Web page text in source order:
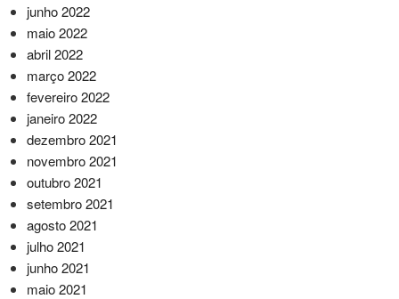
junho 2022
maio 2022
abril 2022
março 2022
fevereiro 2022
janeiro 2022
dezembro 2021
novembro 2021
outubro 2021
setembro 2021
agosto 2021
julho 2021
junho 2021
maio 2021